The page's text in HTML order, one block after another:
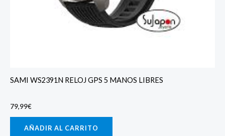
SAMI WS2391N RELOJ GPS 5 MANOS LIBRES
79,99€
AÑADIR AL CARRITO